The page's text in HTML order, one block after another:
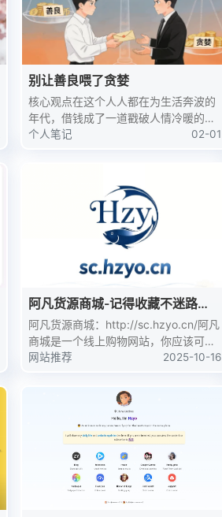
别让善良喂了贪婪
核心观点在这个人人都在为生活奔波的
年代，借钱成了一道戳破人情冷暖的考
题。有人把借钱当义气的见证，却不知
善意借出辛苦钱，最终换来...
个人笔记 02-01
阿凡货源商城-记得收藏不迷路
哦！
阿凡货源商城：http://sc.hzyo.cn/阿凡
商城是一个线上购物网站，你应该可以
在里面找到你需要的商品哦！
网站推荐 2025-10-16